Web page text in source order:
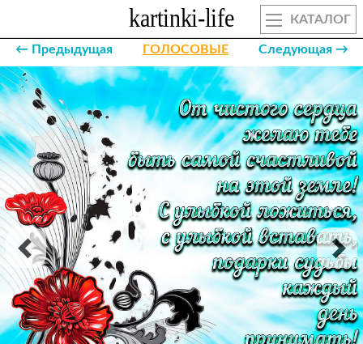
КАТАЛОГ
← Предыдущая ГОЛОСОВЫЕ Следующая →